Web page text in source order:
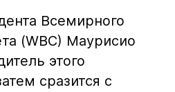
Всемирного
(WBC) Маурисио
этого
сразится с